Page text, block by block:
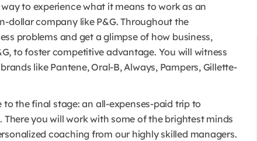
to experience what it means to work as an
dollar company like P&G. Throughout the
problems and get a glimpse of how business,
to foster competitive advantage. You will witness
like Pantene, Oral-B, Always, Pampers, Gillette-
the final stage: an all-expenses-paid trip to
you will work with some of the brightest minds
coaching from our highly skilled managers.